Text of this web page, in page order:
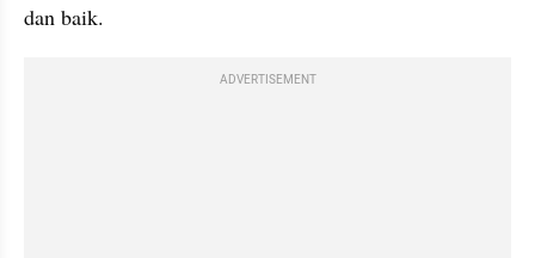
dan baik.
ADVERTISEMENT